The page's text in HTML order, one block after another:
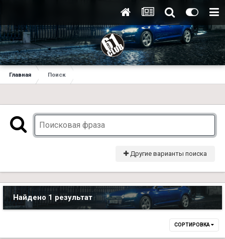
Главная Поиск
Другие варианты поиска
Найдено 1 результат
СОРТИРОВКА